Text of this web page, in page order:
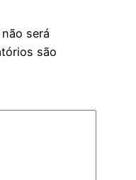
será
são